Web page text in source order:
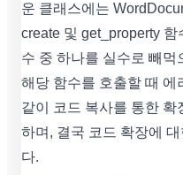
운 클래스에는
create 및 get_property
수 중 하나를 실수로 빼먹
해당 함수를 호출할 때 에
같이 코드 복사를 통한 확
하며, 결국 코드 확장에
다.